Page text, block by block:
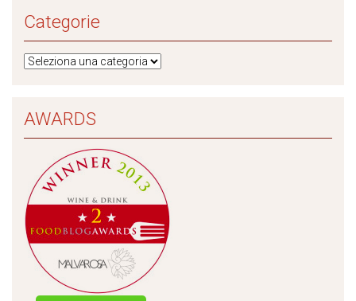
Categorie
AWARDS